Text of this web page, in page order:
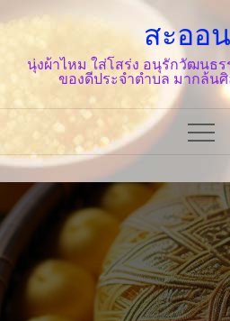
content
สะออ
นุ่งผ้าไหม ใส่โสร่ง อนุรักวัฒนธ
ของดีประจำตำบล มากล้น